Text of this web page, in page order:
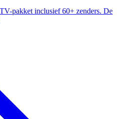
pakket inclusief 60+ zenders. De